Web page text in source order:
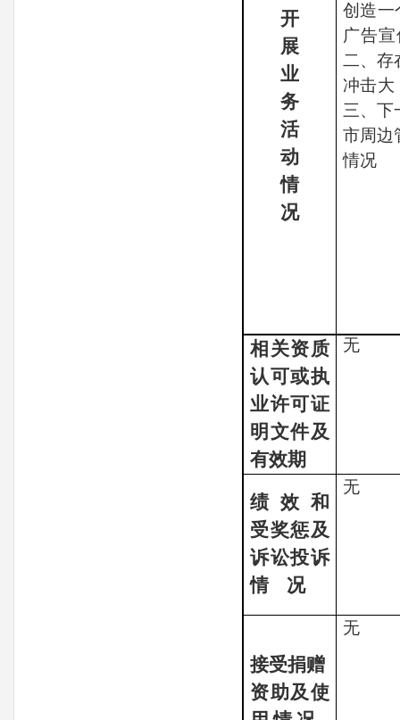
开
展
业
务
活
动
情
况
创造一
广告
二、存
冲击大
三、下
市周边
情况
相关资质
认可或执
业许可证
明文件及
有效期
无
绩 效 和
受奖惩及
诉讼投诉
情
况
无
接受捐赠
资助及使
无